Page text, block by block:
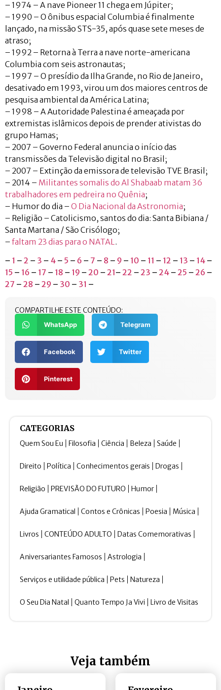
– 1974 – A nave Pioneer 11 chega em Júpiter;
– 1990 – O ônibus espacial Columbia é finalmente
lançado, na missão STS-35, após quase sete meses de
atraso;
– 1992 – Retorna à Terra a nave norte-americana
Columbia com seis astronautas;
– 1997 – O presídio da Ilha Grande, no Rio de Janeiro,
desativado em 1993, virou um dos maiores centros de
pesquisa ambiental da América Latina;
– 1998 – A Autoridade Palestina é ameaçada por
extremistas islâmicos depois de prender ativistas do
grupo Hamas;
– 2007 – Governo Federal anuncia o início das
transmissões da Televisão digital no Brasil;
– 2007 – Extinção da emissora de televisão TVE Brasil;
– 2014 – Militantes somalis do Al Shabaab matam 36
trabalhadores em pedreira no Quênia;
– Humor do dia – O Dia Nacional da Astronomia;
– Religião – Catolicismo, santos do dia: Santa Bibiana /
Santa Martana / São Crisólogo;
– faltam 23 dias para o NATAL .
– 1 – 2 – 3 – 4 – 5 – 6 – 7 – 8 – 9 – 10 – 11 – 12 – 13 – 14 –
15 – 16 – 17 – 18 – 19 – 20 – 21– 22 – 23 – 24 – 25 – 26 –
27 – 28 – 29 – 30 – 31 –
COMPARTILHE ESTE CONTEÚDO:
WhatsApp Telegram
Facebook Twitter
Pinterest
CATEGORIAS
Quem Sou Eu Filosofia Ciência Beleza Saúde
Direito Política Conhecimentos gerais Drogas
Religião PREVISÃO DO FUTURO Humor
Ajuda Gramatical Contos e Crônicas Poesia Música
Livros CONTEÚDO ADULTO Datas Comemorativas
Aniversariantes Famosos Astrologia
Serviços e utilidade pública Pets Natureza
O Seu Dia Natal Quanto Tempo Ja Vivi Livro de Visitas
Veja também